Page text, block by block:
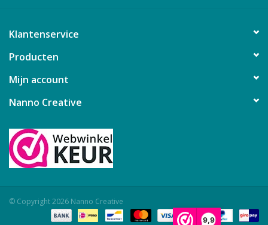
9,9
Klantenservice
Producten
Mijn account
Nanno Creative
© Copyright 2026 Nanno Creative